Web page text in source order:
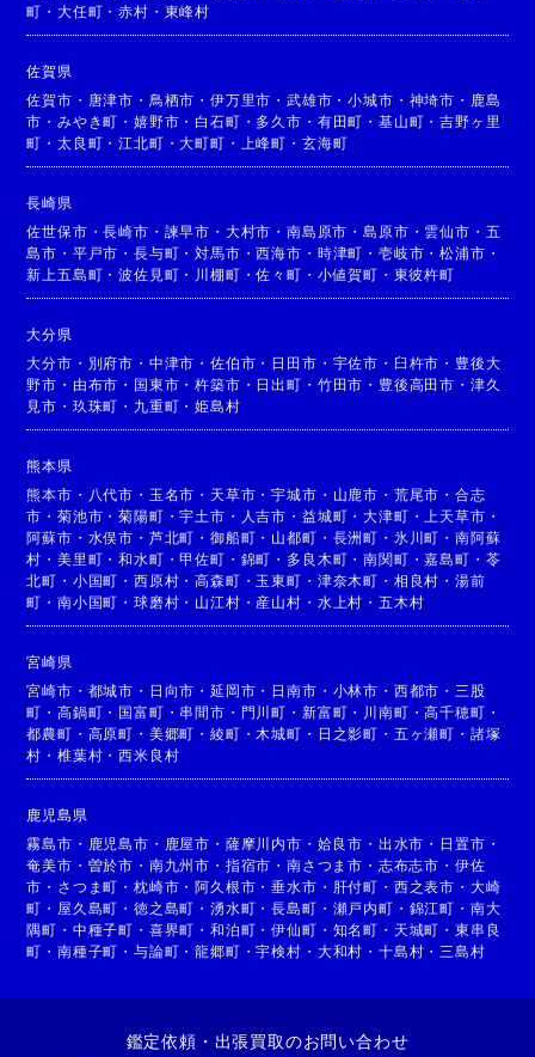
町 ・大任町 ・赤村 ・ 東峰村
佐賀県
佐賀市 ・ 唐津市 ・ 鳥栖市 ・伊万里市 ・武雄市 ・小城市 ・ 神埼市 ・ 鹿島
市 ・みやき町 ・嬉野市 ・白石町 ・ 多久市 ・ 有田町 ・ 基山町 ・吉野ヶ里
町 ・太良町 ・江北町 ・大町町 ・ 上峰町 ・ 玄海町
長崎県
佐世保市 ・長崎市 ・ 諫早市 ・ 大村市 ・南島原市 ・島原市 ・ 雲仙市 ・ 五
島市 ・ 平戸市 ・長与町 ・対馬市 ・西海市 ・ 時津町 ・ 壱岐市 ・松浦市 ・
新上五島町 ・波佐見町 ・ 川棚町 ・佐々町 ・ 小値賀町 ・ 東彼杵町
大分県
大分市 ・ 別府市 ・ 中津市 ・佐伯市 ・ 日田市 ・ 宇佐市 ・ 臼杵市 ・ 豊後大
野市 ・ 由布市 ・ 国東市 ・杵築市 ・ 日出町 ・ 竹田市 ・ 豊後高田市 ・ 津久
見市 ・ 玖珠町 ・ 九重町 ・姫島村
熊本県
熊本市 ・ 八代市 ・ 玉名市 ・ 天草市 ・宇城市 ・ 山鹿市 ・ 荒尾市 ・ 合志
市 ・菊池市 ・菊陽町 ・宇土市 ・ 人吉市 ・ 益城町 ・大津町 ・上天草市 ・
阿蘇市 ・ 水俣市 ・ 芦北町 ・御船町 ・ 山都町 ・ 長洲町 ・ 氷川町 ・ 南阿蘇
村 ・美里町 ・和水町 ・甲佐町 ・ 錦町 ・ 多良木町 ・南関町 ・嘉島町 ・ 苓
北町 ・ 小国町 ・西原村 ・高森町 ・ 玉東町 ・ 津奈木町 ・ 相良村 ・ 湯前
町 ・南小国町 ・球磨村 ・ 山江村 ・ 産山村 ・ 水上村 ・ 五木村
宮崎県
宮崎市 ・ 都城市 ・ 日向市 ・延岡市 ・ 日南市 ・ 小林市 ・ 西都市 ・ 三股
町 ・高鍋町 ・ 国富町 ・ 串間市 ・ 門川町 ・ 新富町 ・ 川南町 ・高千穂町 ・
都農町 ・ 高原町 ・ 美郷町 ・綾町 ・木城町 ・ 日之影町 ・ 五ヶ瀬町 ・ 諸塚
村 ・椎葉村 ・西米良村
鹿児島県
霧島市 ・ 鹿児島市 ・ 鹿屋市 ・ 薩摩川内市 ・ 姶良市 ・ 出水市 ・ 日置市 ・
奄美市 ・ 曽於市 ・ 南九州市 ・ 指宿市 ・南さつま市 ・ 志布志市 ・ 伊佐
市 ・ さつま町 ・枕崎市 ・ 阿久根市 ・垂水市 ・ 肝付町 ・ 西之表市 ・ 大崎
町 ・ 屋久島町 ・徳之島町 ・湧水町 ・長島町 ・ 瀬戸内町 ・ 錦江町 ・ 南大
隅町 ・ 中種子町 ・ 喜界町 ・和泊町 ・伊仙町 ・ 知名町 ・ 天城町 ・ 東串良
町 ・南種子町 ・与論町 ・龍郷町 ・宇検村 ・ 大和村 ・ 十島村 ・三島村
鑑定依頼・出張買取のお問い合わせ